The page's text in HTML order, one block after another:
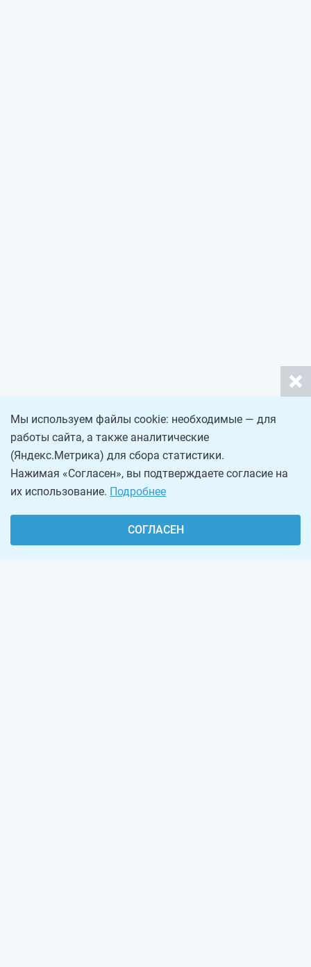
Мы используем файлы cookie: необходимые — для
работы сайта, а также аналитические
(Яндекс.Метрика) для сбора статистики.
Нажимая «Согласен», вы подтверждаете согласие на
их использование. Подробнее
СОГЛАСЕН